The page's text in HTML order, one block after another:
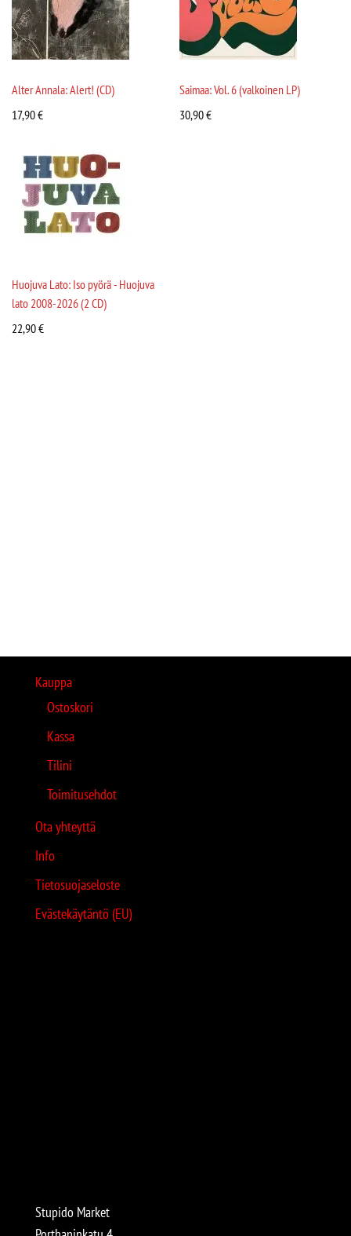
Alter Annala: Alert! (CD)
17,90€
Saimaa: Vol. 6 (valkoinen LP)
30,90€
Huojuva Lato: Iso pyörä - Huojuva
lato 2008-2026 (2 CD)
22,90€
Kauppa
Ostoskori
Kassa
Tilini
Toimitusehdot
Ota yhteyttä
Info
Tietosuojaseloste
Evästekäytäntö (EU)
Stupido Market